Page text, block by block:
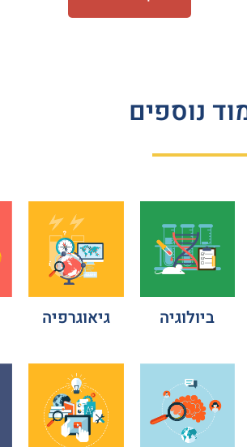
נוספים
ביולוגיה גיאוגרפיה